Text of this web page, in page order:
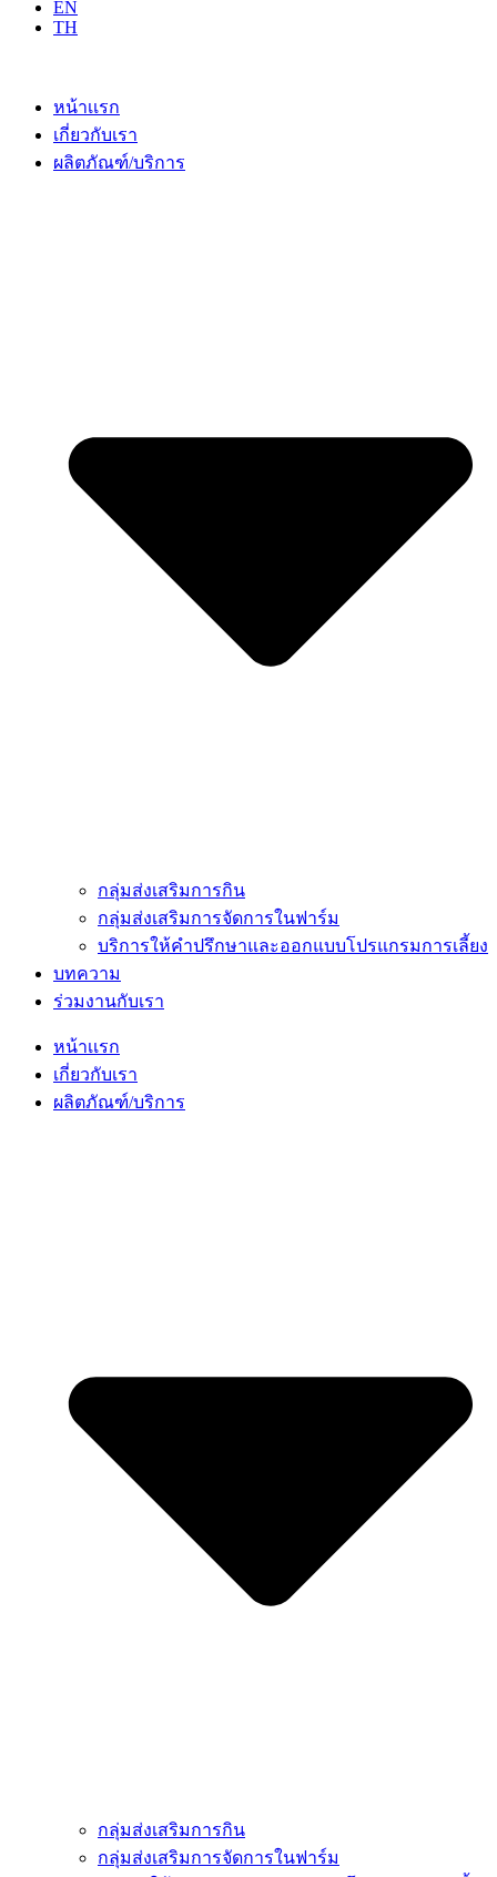
EN
TH
หน้าเเรก
เกี่ยวกับเรา
ผลิตภัณฑ์/บริการ
กลุ่มส่งเสริมการกิน
กลุ่มส่งเสริมการจัดการในฟาร์ม
บริการให้คำปรึกษาและออกแบบโปรแกรมการเลี้ยง
บทความ
ร่วมงานกับเรา
หน้าเเรก
เกี่ยวกับเรา
ผลิตภัณฑ์/บริการ
กลุ่มส่งเสริมการกิน
กลุ่มส่งเสริมการจัดการในฟาร์ม